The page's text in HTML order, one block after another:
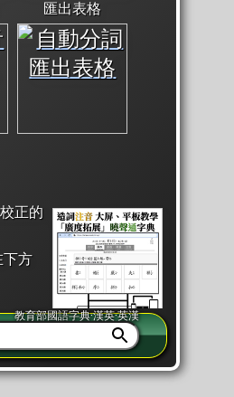
匯出表格
正的
下方
注音」或「同筆畫」。
詢」此字詞的解釋，不
教育部國語字典·漢英·英漢